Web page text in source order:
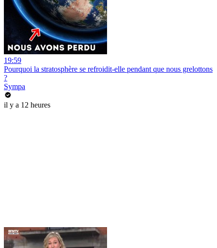
19:59
Pourquoi la stratosphère se refroidit-elle pendant que nous grelottons
?
Sympa
il y a 12 heures